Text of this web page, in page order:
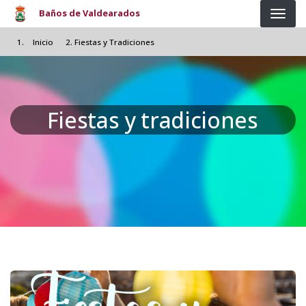
Pasar al contenido principal
Baños de Valdearados
Inicio Fiestas y Tradiciones
Fiestas y tradiciones